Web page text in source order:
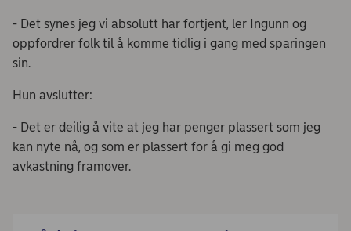
- Det synes jeg vi absolutt har fortjent, ler Ingunn og
oppfordrer folk til å komme tidlig i gang med sparingen
sin.
Hun avslutter:
- Det er deilig å vite at jeg har penger plassert som jeg
kan nyte nå, og som er plassert for å gi meg god
avkastning framover.